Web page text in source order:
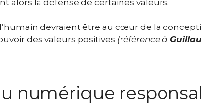
alors la défense de certaines valeurs.
devraient être au cœur de la
des valeurs positives (référence à
numérique